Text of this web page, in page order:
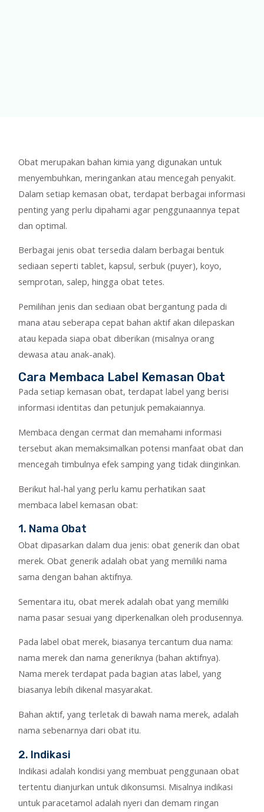
Obat merupakan bahan kimia yang digunakan untuk
menyembuhkan, meringankan atau mencegah penyakit.
Dalam setiap kemasan obat, terdapat berbagai informasi
penting yang perlu dipahami agar penggunaannya tepat
dan optimal.
Berbagai jenis obat tersedia dalam berbagai bentuk
sediaan seperti tablet, kapsul, serbuk (puyer), koyo,
semprotan, salep, hingga obat tetes.
Pemilihan jenis dan sediaan obat bergantung pada di
mana atau seberapa cepat bahan aktif akan dilepaskan
atau kepada siapa obat diberikan (misalnya orang
dewasa atau anak-anak).
Cara Membaca Label Kemasan Obat
Pada setiap kemasan obat, terdapat label yang berisi
informasi identitas dan petunjuk pemakaiannya.
Membaca dengan cermat dan memahami informasi
tersebut akan memaksimalkan potensi manfaat obat dan
mencegah timbulnya efek samping yang tidak diinginkan.
Berikut hal-hal yang perlu kamu perhatikan saat
membaca label kemasan obat:
1. Nama Obat
Obat dipasarkan dalam dua jenis: obat generik dan obat
merek. Obat generik adalah obat yang memiliki nama
sama dengan bahan aktifnya.
Sementara itu, obat merek adalah obat yang memiliki
nama pasar sesuai yang diperkenalkan oleh produsennya.
Pada label obat merek, biasanya tercantum dua nama:
nama merek dan nama generiknya (bahan aktifnya).
Nama merek terdapat pada bagian atas label, yang
biasanya lebih dikenal masyarakat.
Bahan aktif, yang terletak di bawah nama merek, adalah
nama sebenarnya dari obat itu.
2. Indikasi
Indikasi adalah kondisi yang membuat penggunaan obat
tertentu dianjurkan untuk dikonsumsi. Misalnya indikasi
untuk paracetamol adalah nyeri dan demam ringan